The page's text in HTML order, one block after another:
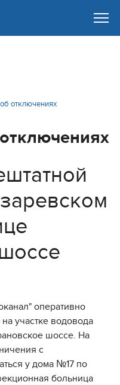
отключениях
оперативно
участке водовода
шоссе. На
с
у дома №17 по
больница